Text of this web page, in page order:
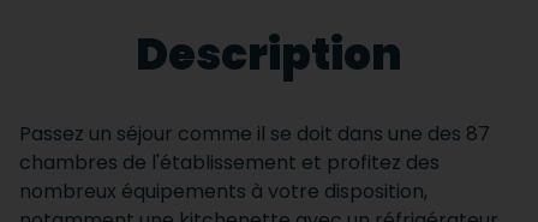
Description
Passez un séjour comme il se doit dans une des 87
chambres de l'établissement et profitez des
nombreux équipements à votre disposition,